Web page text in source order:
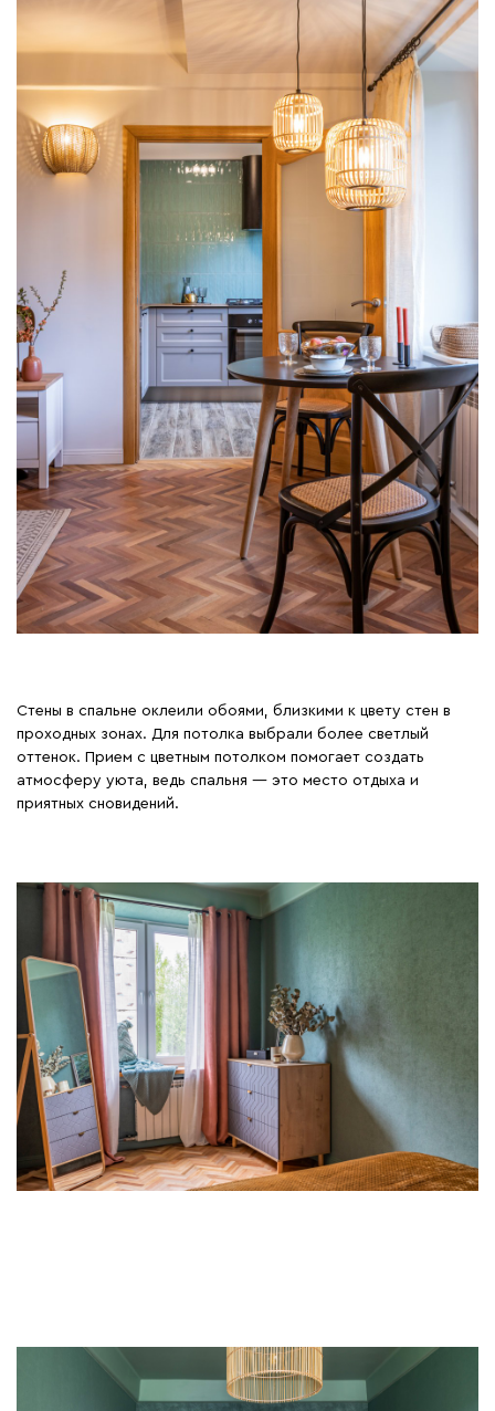
Стены в спальне оклеили обоями, близкими к цвету стен в
проходных зонах. Для потолка выбрали более светлый
оттенок. Прием с цветным потолком помогает создать
атмосферу уюта, ведь спальня — это место отдыха и
приятных сновидений.